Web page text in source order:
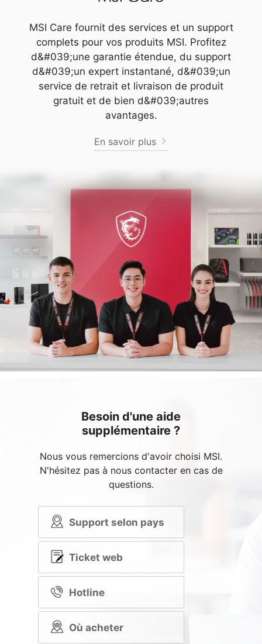
MSI Care fournit des services et un support
complets pour vos produits MSI. Profitez
d&#039;une garantie étendue, du support
d&#039;un expert instantané, d&#039;un
service de retrait et livraison de produit
gratuit et de bien d&#039;autres
avantages.
En savoir plus
Besoin d'une aide
supplémentaire ?
Nous vous remercions d'avoir choisi MSI.
N'hésitez pas à nous contacter en cas de
questions.
Support selon pays
Ticket web
Hotline
Où acheter